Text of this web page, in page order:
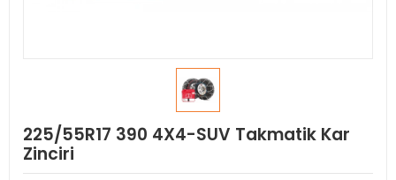
225/55R17 390 4X4-SUV Takmatik Kar
Zinciri